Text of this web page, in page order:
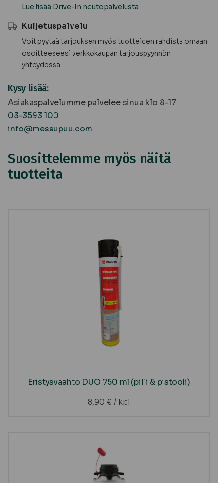
Lue lisää Drive-In noutopalvelusta
Kuljetuspalvelu
Voit pyytää tarjouksen myös tuotteiden rahdista omaan
osoitteeseesi verkkokaupan tarjouspyynnön
yhteydessä.
Kysy lisää:
Asiakaspalvelumme palvelee sinua klo 8-17
03-3593 100
info@messupuu.com
Suosittelemme myös näitä
tuotteita
Eristysvaahto DUO 750 ml (pilli & pistooli)
8,90 € / kpl